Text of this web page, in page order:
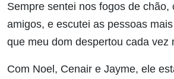
Sempre sentei nos fogos de chão,
amigos, e escutei as pessoas
que meu dom despertou cada vez
Com Noel, Cenair e Jayme, ele